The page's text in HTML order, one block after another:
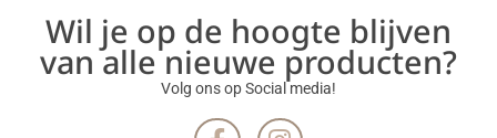
Wil je op de hoogte blijven
van alle nieuwe producten?
Volg ons op Social media!